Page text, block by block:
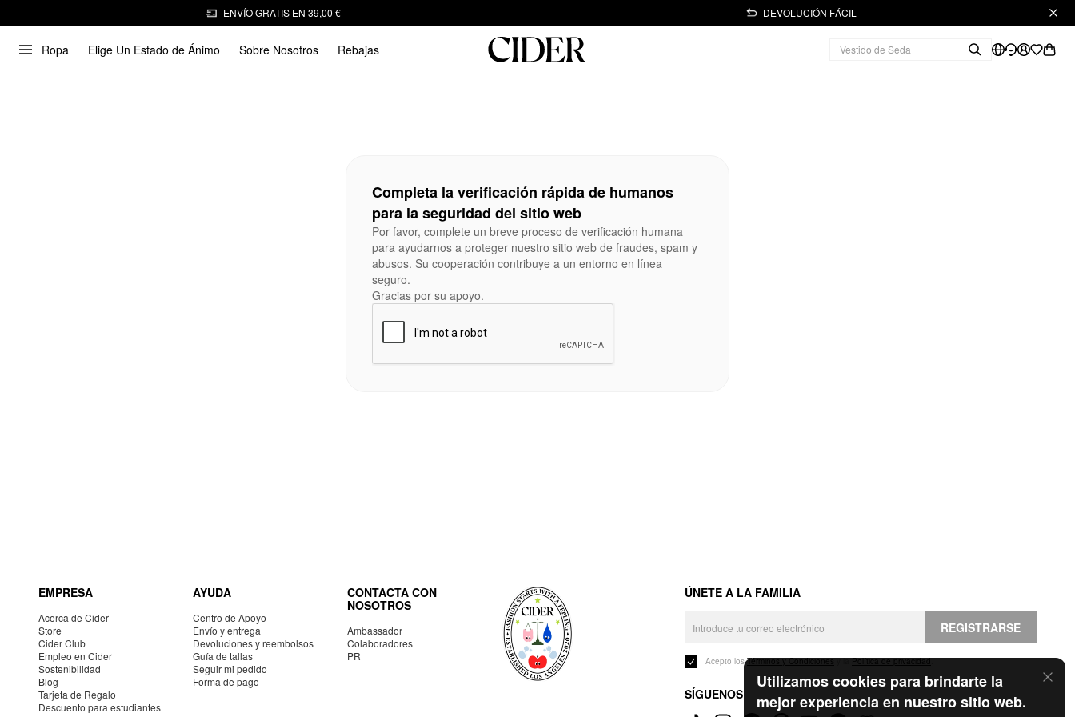
ENVÍO GRATIS EN 39,00 € DEVOLUCIÓN FÁCIL
Ropa Elige Un Estado de Ánimo Sobre Nosotros Rebajas
Utilizamos cookies para brindarte la
mejor experiencia en nuestro sitio web.
Completa la verificación rápida de humanos
para la seguridad del sitio web
Por favor, complete un breve proceso de verificación humana
para ayudarnos a proteger nuestro sitio web de fraudes, spam y
abusos. Su cooperación contribuye a un entorno en línea
seguro.
Gracias por su apoyo.
EMPRESA
Acerca de Cider
Store
Cider Club
Empleo en Cider
Sostenibilidad
Blog
Tarjeta de Regalo
Descuento para estudiantes
AYUDA
Centro de Apoyo
Envío y entrega
Devoluciones y reembolsos
Guía de tallas
Seguir mi pedido
Forma de pago
CONTACTA CON
NOSOTROS
Ambassador
Colaboradores
PR
ÚNETE A LA FAMILIA
REGISTRARSE
Acepto losTérminos y Condicionesy laPolítica de privacidad.
SÍGUENOS